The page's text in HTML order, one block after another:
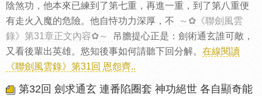
陰煞功，他本來已練到了第七重，再進一重，到了第八重便
有走火入魔的危險。他自恃功力深厚，不
～✿《聯劍風雲
錄》第31章正文內容✿～
吊膽提心正是：劍術通玄誰可敵，
又看後輩出英雄。慾知後事如何請聽下回分解。 在線閱讀
《聯劍風雲錄》第31回 恩怨齊..
第32回 劍求通玄 連番陷圈套 神功絕世 各自顯奇能